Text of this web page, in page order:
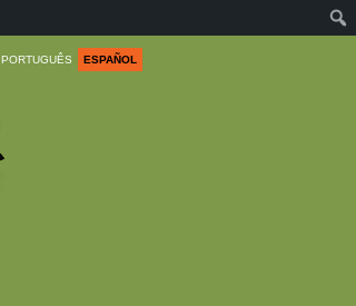
PORTUGUÊS ESPAÑOL